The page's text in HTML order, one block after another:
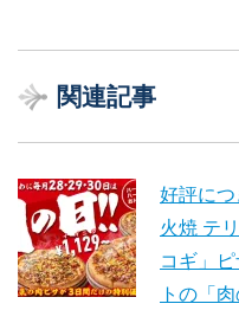
関連記事
好評に
火焼 テ
コギ」
トの「